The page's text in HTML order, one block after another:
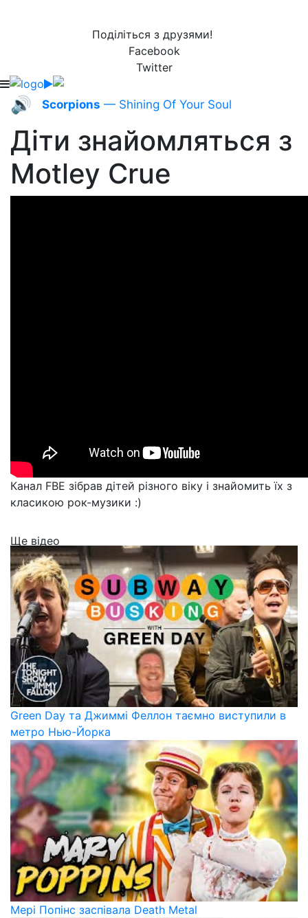
Поділіться з друзями!
Facebook
Twitter
🔊 Scorpions — Shining Of Your Soul
Діти знайомляться з
Motley Crue
Канал FBE зібрав дітей різного віку і знайомить їх з
класикою рок-музики :)
Ще відео
Green Day та Джиммі Феллон таємно виступили в
метро Нью-Йорка
Мері Попінс заспівала Death Metal